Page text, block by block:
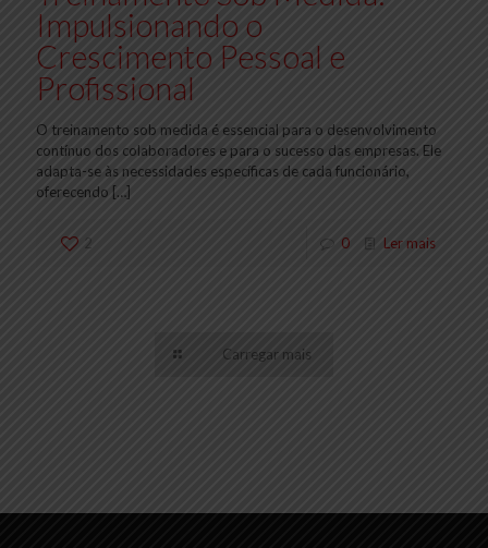
Impulsionando o
Crescimento Pessoal e
Profissional
O treinamento sob medida é essencial para o desenvolvimento
contínuo dos colaboradores e para o sucesso das empresas. Ele
adapta-se às necessidades específicas de cada funcionário,
oferecendo […]
2 0 Ler mais
Carregar mais